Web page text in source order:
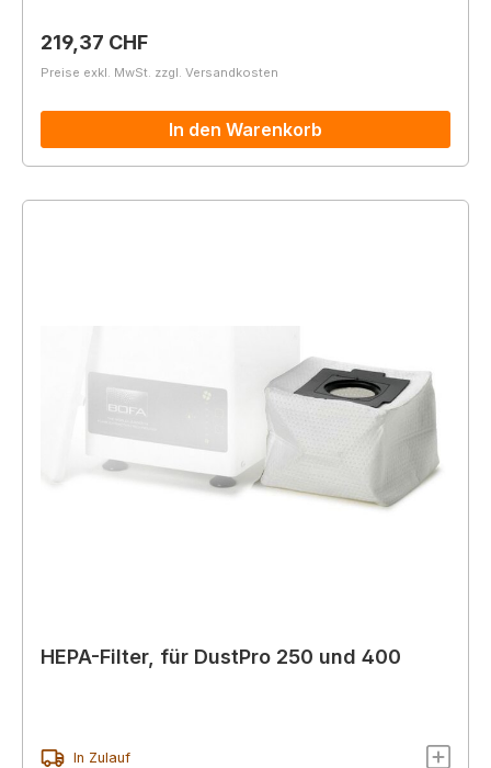
Regulärer Preis:
219,37 CHF
Preise exkl. MwSt. zzgl. Versandkosten
In den Warenkorb
HEPA-Filter, für DustPro 250 und 400
In Zulauf